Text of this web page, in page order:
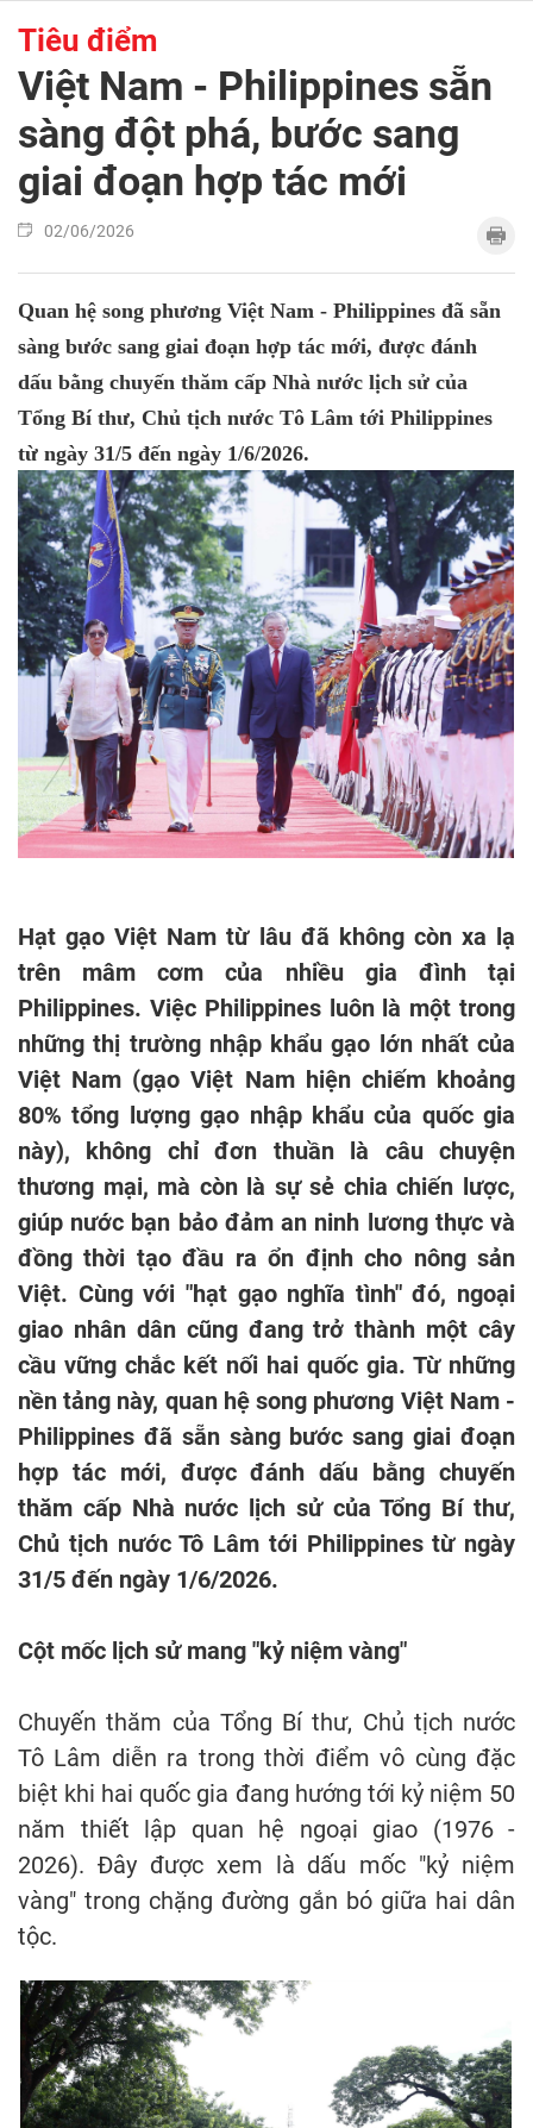
Tiêu điểm
Việt Nam - Philippines sẵn
sàng đột phá, bước sang
giai đoạn hợp tác mới
02/06/2026
Quan hệ song phương Việt Nam - Philippines đã sẵn
sàng bước sang giai đoạn hợp tác mới, được đánh
dấu bằng chuyến thăm cấp Nhà nước lịch sử của
Tổng Bí thư, Chủ tịch nước Tô Lâm tới Philippines
từ ngày 31/5 đến ngày 1/6/2026.
Hạt gạo Việt Nam từ lâu đã không còn xa lạ
trên mâm cơm của nhiều gia đình tại
Philippines. Việc Philippines luôn là một trong
những thị trường nhập khẩu gạo lớn nhất của
Việt Nam (gạo Việt Nam hiện chiếm khoảng
80% tổng lượng gạo nhập khẩu của quốc gia
này), không chỉ đơn thuần là câu chuyện
thương mại, mà còn là sự sẻ chia chiến lược,
giúp nước bạn bảo đảm an ninh lương thực và
đồng thời tạo đầu ra ổn định cho nông sản
Việt. Cùng với "hạt gạo nghĩa tình" đó, ngoại
giao nhân dân cũng đang trở thành một cây
cầu vững chắc kết nối hai quốc gia. Từ những
nền tảng này, quan hệ song phương Việt Nam -
Philippines đã sẵn sàng bước sang giai đoạn
hợp tác mới, được đánh dấu bằng chuyến
thăm cấp Nhà nước lịch sử của Tổng Bí thư,
Chủ tịch nước Tô Lâm tới Philippines từ ngày
31/5 đến ngày 1/6/2026.
Cột mốc lịch sử mang "kỷ niệm vàng"
Chuyến thăm của Tổng Bí thư, Chủ tịch nước
Tô Lâm diễn ra trong thời điểm vô cùng đặc
biệt khi hai quốc gia đang hướng tới kỷ niệm 50
năm thiết lập quan hệ ngoại giao (1976 -
2026). Đây được xem là dấu mốc "kỷ niệm
vàng" trong chặng đường gắn bó giữa hai dân
tộc.